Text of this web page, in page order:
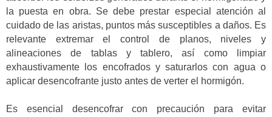
la puesta en obra. Se debe prestar especial atención al
cuidado de las aristas, puntos más susceptibles a daños. Es
relevante extremar el control de planos, niveles y
alineaciones de tablas y tablero, así como limpiar
exhaustivamente los encofrados y saturarlos con agua o
aplicar desencofrante justo antes de verter el hormigón.
Es esencial desencofrar con precaución para evitar